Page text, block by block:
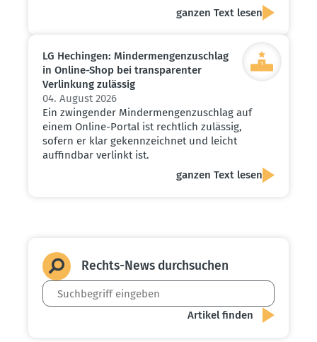
ganzen Text lesen
LG Hechingen: Minder­men­gen­zu­schlag
in Online-Shop bei trans­pa­renter
Verlinkung zulässig
04. August 2026
Ein zwingender Mindermengenzuschlag auf
einem Online-Portal ist rechtlich zulässig,
sofern er klar gekennzeichnet und leicht
auffindbar verlinkt ist.
ganzen Text lesen
Rechts-News durch­suchen